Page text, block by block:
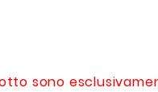
sono